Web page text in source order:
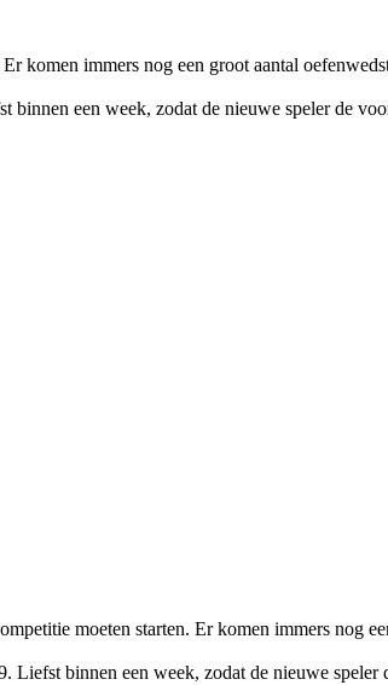
immers nog een groot aantal
binnen een week, zodat de nieuwe speler de
moeten starten. Er komen immers nog
Liefst binnen een week, zodat de nieuwe